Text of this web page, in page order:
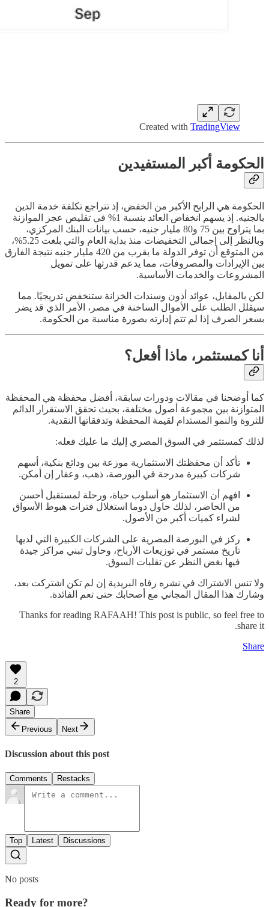
Created with TradingView
الحكومة أكبر المستفيدين
الحكومة هي الرابح الأكبر من الخفض، إذ تتراجع تكلفة خدمة الدين
بالجنيه. إذ يسهم انخفاض العائد بنسبة 1% في تقليص عجز الموازنة
بما يتراوح بين 75 و80 مليار جنيه، حسب بيانات البنك المركزي،
وبالنظر إلى إجمالي التخفيضات منذ بداية العام والتي بلغت 5.25%،
من المتوقع أن توفر الدولة ما يقرب من 420 مليار جنيه نتيجة الفارق
بين الإيرادات والمصروفات، مما يدعم قدرتها على تمويل
المشروعات والخدمات الأساسية.
لكن بالمقابل، عوائد أذون وسندات الخزانة ستنخفض تدريجيًا. مما
سيقلل الطلب على الأموال الساخنة في مصر، الأمر الذي قد يضر
بسعر الصرف إذا لم تتم إدارته بصورة مناسبة من الحكومة.
أنا كمستثمر، ماذا أفعل؟
كما أوضحنا في مقالات ودورات سابقة، أفضل محفظة هي المحفظة
المتوازنة بين مجموعة أصول مختلفة، بحيث تحقق الاستقرار الدائم
للثروة والنمو المستدام لقيمة المحفظة وتدفقاتها النقدية.
لذلك كمستثمر في السوق المصري إليك ما عليك فعله:
تأكد أن محفظتك الاستثمارية موزعة بين ودائع بنكية، أسهم
شركات كبيرة مدرجة في البورصة، ذهب، وعقار إن أمكن.
افهم أن الاستثمار هو أسلوب حياة، ورحلة لمستقبل أحسن
من الحاضر، لذلك حاول دوما استغلال فترات هبوط الأسواق
لشراء كميات أكبر من الأصول.
ركز في البورصة المصرية على الشركات الكبيرة التي لديها
تاريخ مستمر في توزيعات الأرباح، وحاول تبني مراكز جيدة
فيها بغض النظر عن تقلبات السوق.
ولا تنس الاشتراك في نشره رفاه البريدية إن لم تكن اشتركت بعد،
وشارك هذا المقال المجاني مع أصحابك حتى تعم الفائدة.
Thanks for reading RAFAAH! This post is public, so feel free to
share it.
Share
2
Share
Previous
Next
Discussion about this post
Comments Restacks
Top Latest Discussions
No posts
Ready for more?